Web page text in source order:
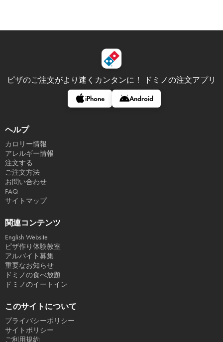
ピザのご注文がより速くカンタンに！ ドミノの注文アプリ
iPhone Android
ヘルプ
カロリー情報
アレルギー情報
注文する
ご注文方法
お問い合わせ
FAQ
サイトマップ
関連コンテンツ
English Website
ピザ作り体験教室
アルバイト募集
重要なお知らせ
ドミノの食べ放題
ドミノのイートイン
このサイトについて
プライバシーポリシー
サイトポリシー
ご利用規約